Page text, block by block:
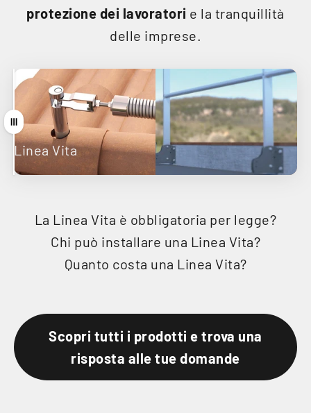
protezione dei lavoratori e la tranquillità
delle imprese.
Linea Vita
Parapetti
Trascina
La Linea Vita è obbligatoria per legge?
Chi può installare una Linea Vita?
Quanto costa una Linea Vita?
Scopri tutti i prodotti e trova una
risposta alle tue domande